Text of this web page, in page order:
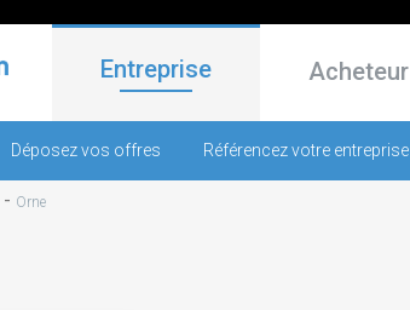
Entreprise Acheteur
Déposez vos offres Référencez votre entreprise
- Orne